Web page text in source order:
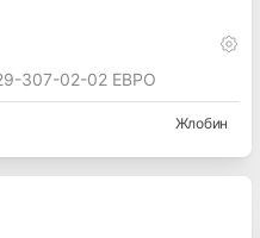
307-02-02 ЕВРО
Жлобин